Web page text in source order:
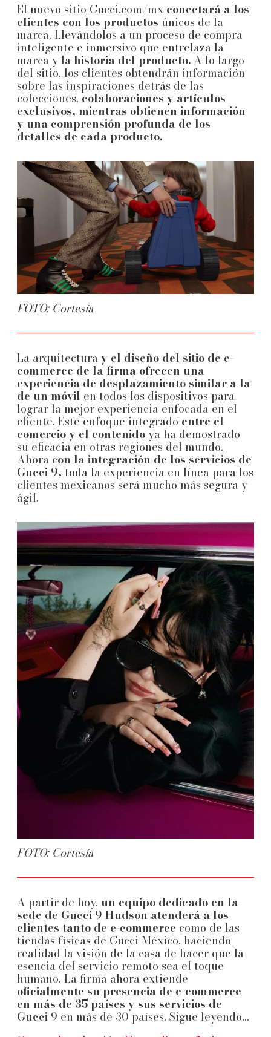
El nuevo sitio Gucci.com/mx conectará a los
clientes con los productos únicos de la
marca. Llevándolos a un proceso de compra
inteligente e inmersivo que entrelaza la
marca y la historia del producto.A lo largo
del sitio, los clientes obtendrán información
sobre las inspiraciones detrás de las
colecciones, colaboraciones y artículos
exclusivos, mientras obtienen información
y una comprensión profunda de los
detalles de cada producto.
FOTO: Cortesía
La arquitectura y el diseño del sitio de e-
commerce de la firma ofrecen una
experiencia de desplazamiento similar a la
de un móvil en todos los dispositivos para
lograr la mejor experiencia enfocada en el
cliente. Este enfoque integrado entre el
comercio y el contenido ya ha demostrado
su eficacia en otras regiones del mundo.
Ahora con la integración de los servicios de
Gucci 9, toda la experiencia en línea para los
clientes mexicanos será mucho más segura y
ágil.
FOTO: Cortesía
A partir de hoy, un equipo dedicado en la
sede de Gucci 9 Hudson atenderá a los
clientes tanto de e-commerce como de las
tiendas físicas de Gucci México, haciendo
realidad la visión de la casa de hacer que la
esencia del servicio remoto sea el toque
humano. La firma ahora extiende
oficialmente su presencia de e-commerce
en más de 35 países y sus servicios de
Gucci 9 en más de 30 países. Sigue leyendo...